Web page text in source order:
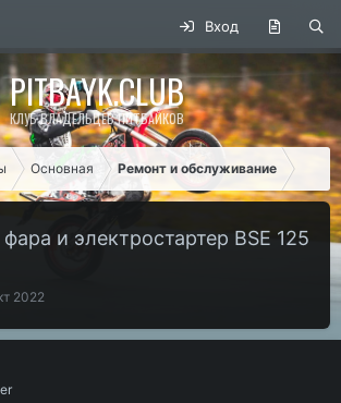
Вход
PITBAYK.CLUB
КЛУБ ВЛАДЕЛЬЦЕВ ПИТБАЙКОВ
Основная Ремонт и обслуживание
и электростартер BSE 125
2022